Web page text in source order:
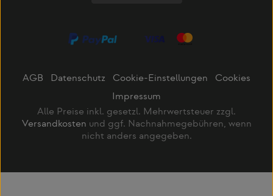
AGB Datenschutz Cookie-Einstellungen
Cookies
Impressum
Alle Preise inkl. gesetzl. Mehrwertsteuer zzgl.
Versandkosten und ggf. Nachnahmegebühren, wenn
nicht anders angegeben.